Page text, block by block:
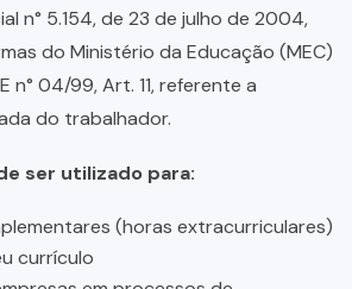
n° 5.154, de 23 de julho de 2004,
do Ministério da Educação (MEC)
n° 04/99, Art. 11, referente a
do trabalhador.
ser utilizado para:
(horas extracurriculares)
currículo